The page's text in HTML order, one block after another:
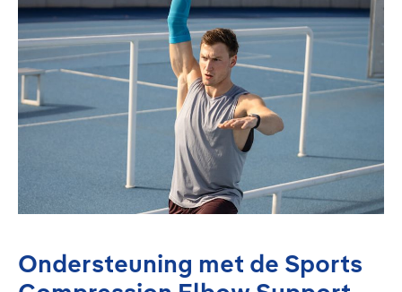
Ondersteuning met de Sports